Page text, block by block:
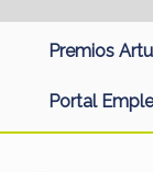
Premios
Portal